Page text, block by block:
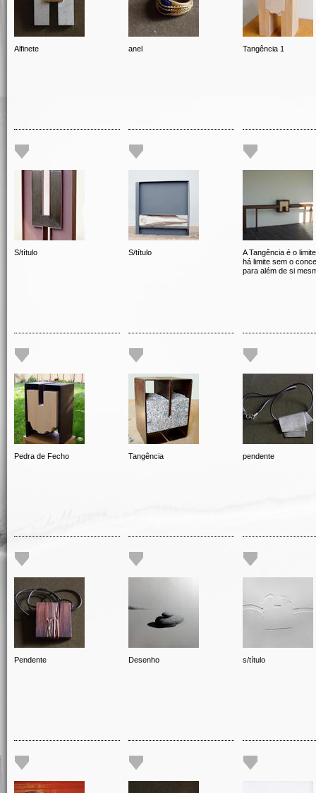
Alfinete anel Tangência 1
S/título S/título
A Tangência é o
há limite sem o
para além de si
Pedra de Fecho Tangência pendente
Pendente Desenho s/título